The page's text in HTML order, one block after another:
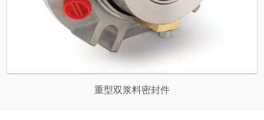
重型双浆料密封件